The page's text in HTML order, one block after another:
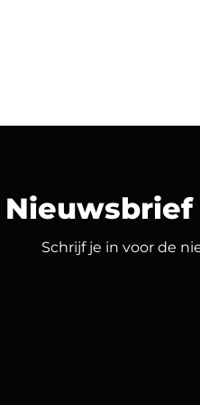
Nieuwsbrief
Schrijf je in voor de